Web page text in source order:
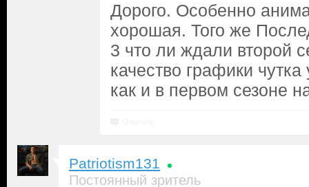
Дорого. Особенно
хорошая. Того же
3 что ли ждали второй
качество графики
как и в первом сезоне
Patriotism131
Постоянный зритель